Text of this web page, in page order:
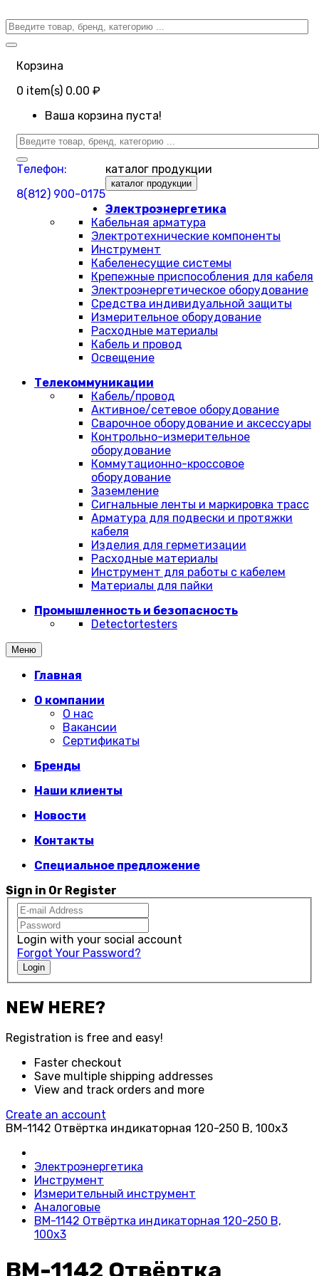
Корзина
0 item(s) 0.00 ₽
Ваша корзина пуста!
Телефон:
8(812) 900-0175
каталог продукции
каталог продукции
Электроэнергетика
Кабельная арматура
Электротехнические компоненты
Инструмент
Кабеленесущие системы
Крепежные приспособления для кабеля
Электроэнергетическое оборудование
Средства индивидуальной защиты
Измерительное оборудование
Расходные материалы
Кабель и провод
Освещение
Телекоммуникации
Кабель/провод
Активное/сетевое оборудование
Сварочное оборудование и аксессуары
Контрольно-измерительное
оборудование
Коммутационно-кроссовое
оборудование
Заземление
Сигнальные ленты и маркировка трасс
Арматура для подвески и протяжки
кабеля
Изделия для герметизации
Расходные материалы
Инструмент для работы с кабелем
Материалы для пайки
Промышленность и безопасность
Detectortesters
Меню
Главная
О компании
О нас
Вакансии
Сертификаты
Бренды
Наши клиенты
Новости
Контакты
Специальное предложение
Sign in Or Register
Login with your social account
Forgot Your Password?
Login
NEW HERE?
Registration is free and easy!
Faster checkout
Save multiple shipping addresses
View and track orders and more
Create an account
BM-1142 Отвёртка индикаторная 120-250 В, 100x3
Электроэнергетика
Инструмент
Измерительный инструмент
Аналоговые
BM-1142 Отвёртка индикаторная 120-250 В,
100x3
BM-1142 Отвёртка